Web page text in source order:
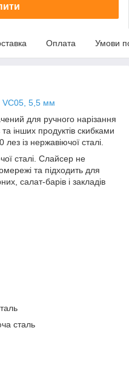
Оплата Умови
VC05, 5,5 мм
для ручного нарізання
та інших продуктів скибками
із нержавіючої сталі.
сталі. Слайсер не
та підходить для
салат-барів і закладів
сталь